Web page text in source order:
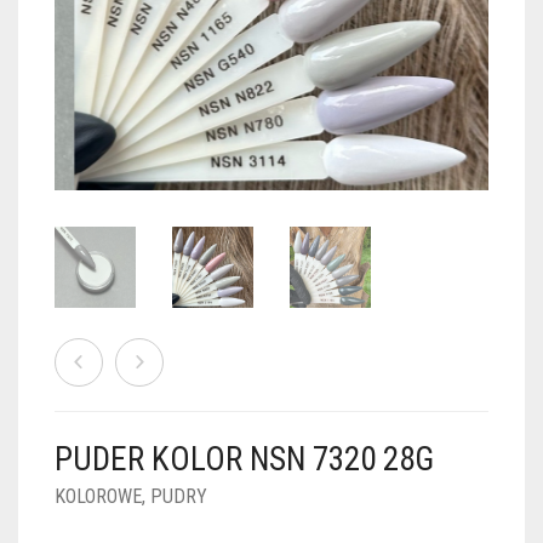
PUDRY BROKATOWE
PUDRY Z DROBINKAMI
PUDRY KOLOR PUR
PUDRY BUDUJĄCE
PUDRY DO FRENCH
PUDRY GALAXY
PUDRY SPARKLE
PUDRY TERMICZNE
PUDRY ŚWIECĄCE
FOIL DIP
PUDER KOLOR NSN 7320 28G
KOLOROWE, PUDRY